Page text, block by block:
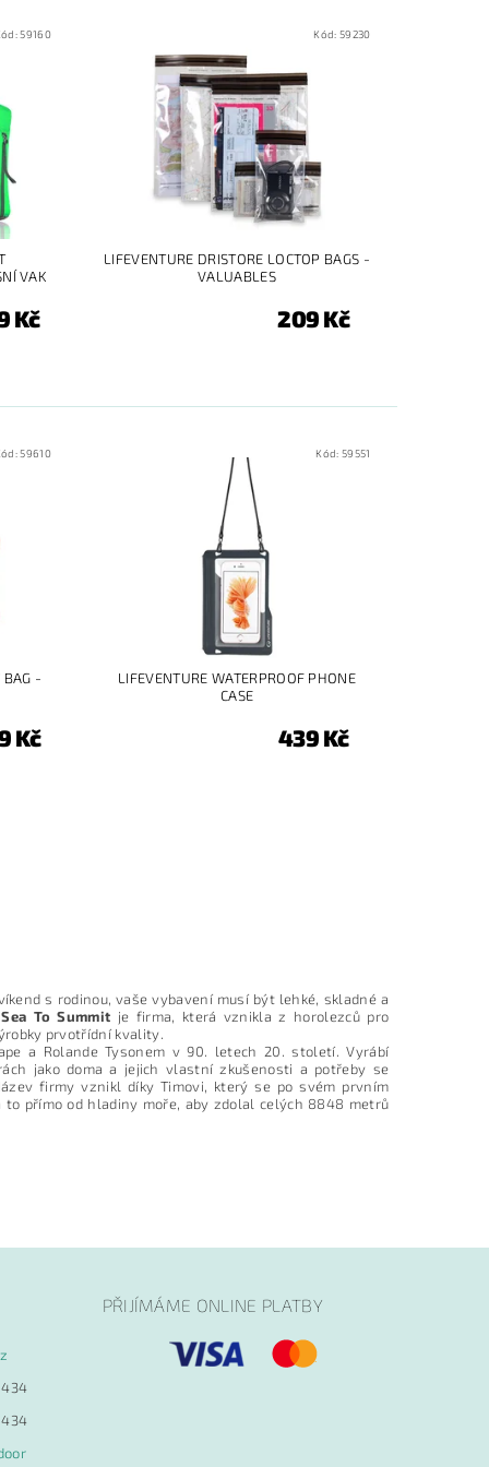
59160
VAK
Kč
Kód:59230
LIFEVENTURE DRISTORE LOCTOP BAGS -
VALUABLES
209 Kč
59610
BAG -
Kč
Kód:59551
LIFEVENTURE WATERPROOF PHONE
CASE
439 Kč
s rodinou, vaše vybavení musí být lehké, skladné a
Sea To Summit je firma, která vznikla z horolezců pro
prvotřídní kvality.
a Rolande Tysonem v 90. letech 20. století. Vyrábí
jako doma a jejich vlastní zkušenosti a potřeby se
firmy vznikl díky Timovi, který se po svém prvním
přímo od hladiny moře, aby zdolal celých 8848 metrů
PŘIJÍMÁME ONLINE PLATBY